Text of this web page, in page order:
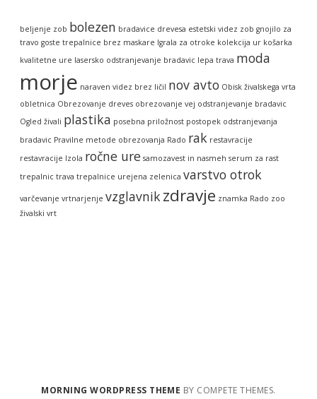
beljenje zob bolezen bradavice drevesa estetski videz zob gnojilo za
travo goste trepalnice brez maskare Igrala za otroke kolekcija ur košarka
kvalitetne ure lasersko odstranjevanje bradavic lepa trava moda
morje naraven videz brez ličil nov avto Obisk živalskega vrta
obletnica Obrezovanje dreves obrezovanje vej odstranjevanje bradavic
Ogled živali plastika posebna priložnost postopek odstranjevanja
bradavic Pravilne metode obrezovanja Rado rak restavracije
restavracije Izola ročne ure samozavest in nasmeh serum za rast
trepalnic trava trepalnice urejena zelenica varstvo otrok
varčevanje vrtnarjenje vzglavnikzdravje znamka Rado zoo
živalski vrt
MORNING WORDPRESS THEME BY COMPETE THEMES.